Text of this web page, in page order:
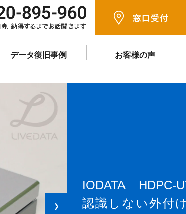
データ復旧事例 お客様の声
IODATA HDPC-
認識しない外付
❯